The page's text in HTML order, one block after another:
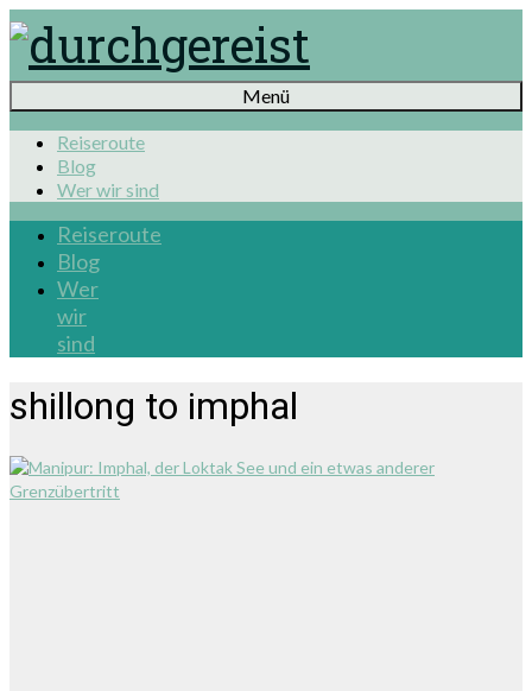
Menü
Reiseroute
Blog
Wer wir sind
Reiseroute
Blog
Wer
wir
sind
shillong to imphal